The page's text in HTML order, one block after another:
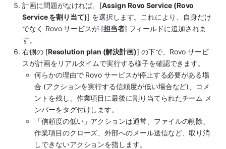
計画に問題がなければ、[Assign Rovo Service (Rovo
Service を割り当て)] を選択します。これにより、自身だけ
でなく Rovo サービスが [担当者] フィールドに追加されま
す。
右側の [Resolution plan (解決計画)] の下で、Rovo サービ
スが計画をリアルタイムで実行する様子を確認できます。
何らかの理由で Rovo サービスが停止する必要がある場
合 (アクションを実行する信頼度が低い場合など)、コメ
ントを残し、作業項目に最後に割り当てられたチーム メ
ンバーをタグ付けします。
「信頼度の低い」アクションは通常、ファイルの削除、
作業項目のクローズ、外部へのメール送信など、取り消
しできないアクションを指します。